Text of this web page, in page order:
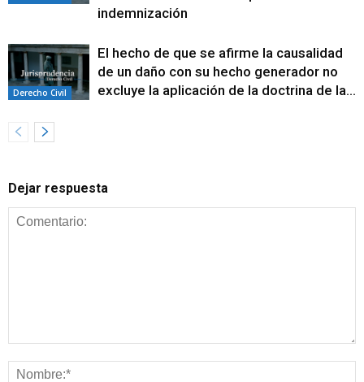
indemnización
Derecho Civil
El hecho de que se afirme la causalidad
de un daño con su hecho generador no
excluye la aplicación de la doctrina de la...
Dejar respuesta